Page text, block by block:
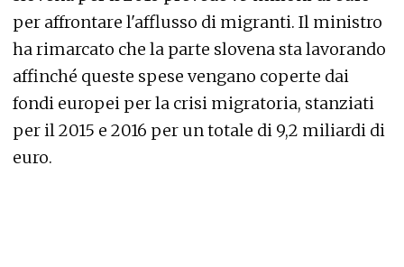
per affrontare l'afflusso di migranti. Il ministro
ha rimarcato che la parte slovena sta lavorando
affinché queste spese vengano coperte dai
fondi europei per la crisi migratoria, stanziati
per il 2015 e 2016 per un totale di 9,2 miliardi di
euro.